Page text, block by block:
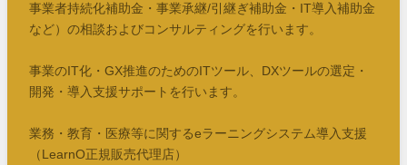
事業者持続化補助金・事業承継/引継ぎ補助金・IT導入補助金
など）の相談およびコンサルティングを行います。
事業のIT化・GX推進のためのITツール、DXツールの選定・
開発・導入支援サポートを行います。
業務・教育・医療等に関するeラーニングシステム導入支援
（LearnO正規販売代理店）